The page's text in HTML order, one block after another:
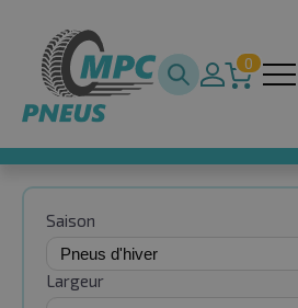
0
Saison
Largeur